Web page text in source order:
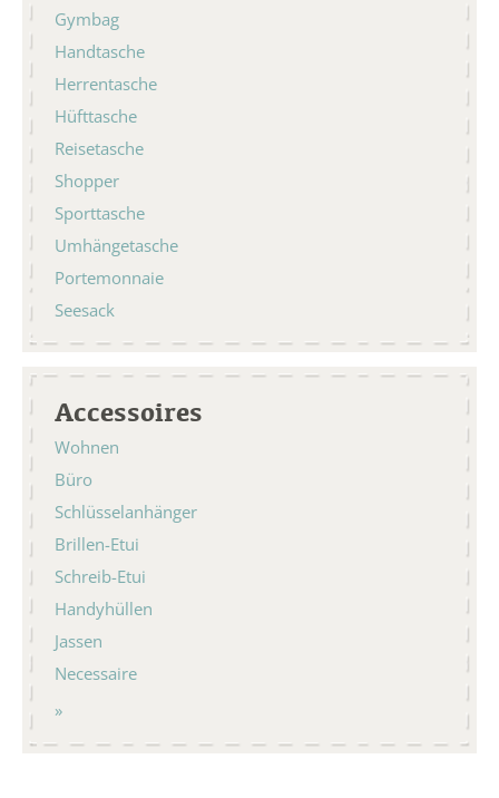
Gymbag
Handtasche
Herrentasche
Hüfttasche
Reisetasche
Shopper
Sporttasche
Umhängetasche
Portemonnaie
Seesack
Accessoires
Wohnen
Büro
Schlüsselanhänger
Brillen-Etui
Schreib-Etui
Handyhüllen
Jassen
Necessaire